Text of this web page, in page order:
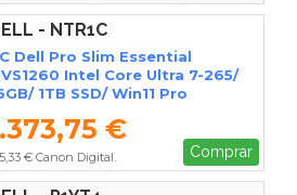
- NTR1C
Dell Pro Slim Essential
Intel Core Ultra 7-265/
1TB SSD/ Win11 Pro
€
€ Canon Digital. Comprar